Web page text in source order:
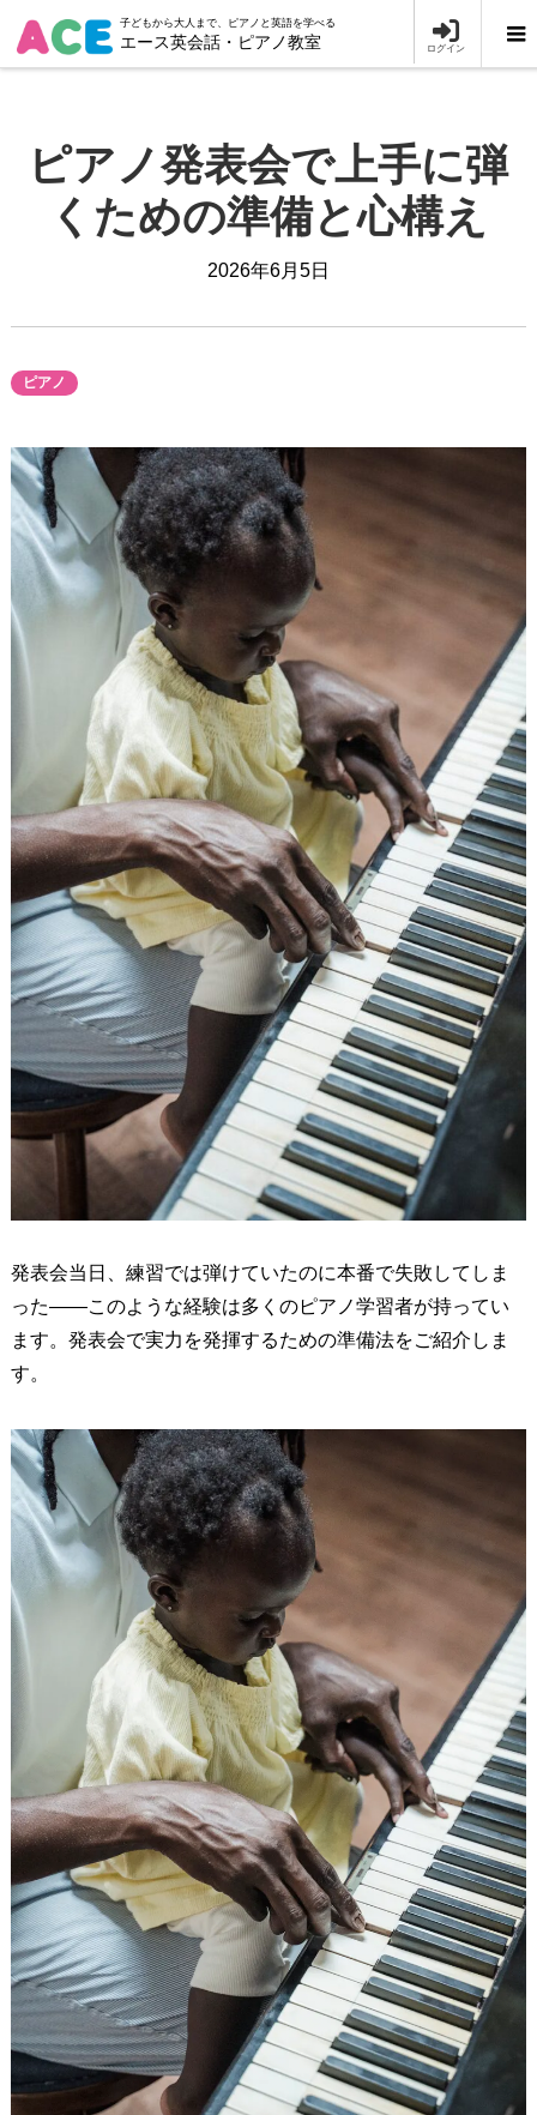
子どもから大人まで、ピアノと英語を学べる
エース英会話・ピアノ教室 ログイン
ピアノ発表会で上手に弾
くための準備と心構え
2026年6月5日
ピアノ
発表会当日、練習では弾けていたのに本番で失敗してしま
った——このような経験は多くのピアノ学習者が持ってい
ます。発表会で実力を発揮するための準備法をご紹介しま
す。